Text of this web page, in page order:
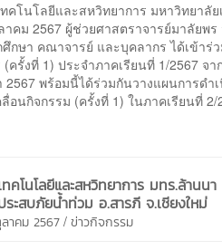
คโนโลยีและสหวิทยาการ มหาวิทยาลั
คม 2567 ผู้ช่วยศาสตราจารย์มาลัยพร
กษา คณาจารย์ และบุคลากร ได้เข้าร่
(ครั้งที่ 1) ประจำภาคเรียนที่ 1/2567
2567 พร้อมนี้ได้ร่วมกันวางแผนการดำ
อนกิจกรรม (ครั้งที่ 1) ในภาคเรียนที่
ทคโนโลยีและสหวิทยาการ มทร.ล้าน
ระสบภัยน้ำท่วม อ.สารภี จ.เชียงใหม่
าคม 2567 /ข่าวกิจกรรม